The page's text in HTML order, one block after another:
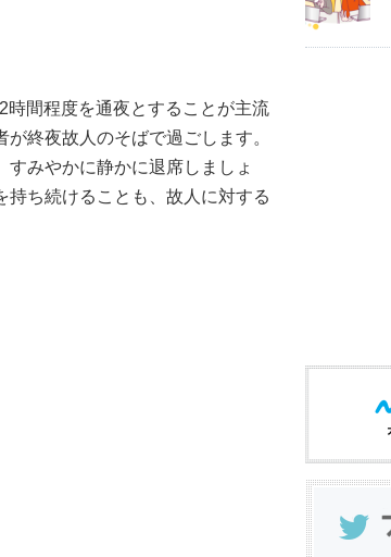
間程度を通夜とすることが主流
終夜故人のそばで過ごします。
みやかに静かに退席しましょ
持ち続けることも、故人に対する